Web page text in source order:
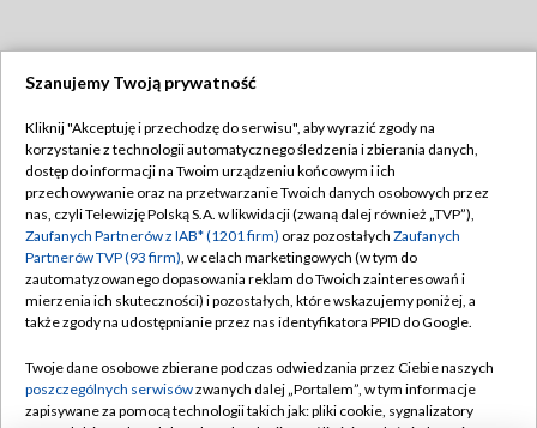
TVP
Abonament TVP
Emisja w TVP
Centrum informacji TVP
Naziemna Telewizja Cyfrowa
Rada Programowa
Regulamin TVP
Polityka prywatności
Moje zgody
Pomoc
Kontakt
Szanujemy Twoją prywatność
Kliknij "Akceptuję i przechodzę do serwisu", aby wyrazić zgody na
korzystanie z technologii automatycznego śledzenia i zbierania danych,
dostęp do informacji na Twoim urządzeniu końcowym i ich
przechowywanie oraz na przetwarzanie Twoich danych osobowych przez
nas, czyli Telewizję Polską S.A. w likwidacji (zwaną dalej również „TVP”),
Zaufanych Partnerów z IAB* (1201 firm) oraz pozostałych Zaufanych
Partnerów TVP (93 firm), w celach marketingowych (w tym do
zautomatyzowanego dopasowania reklam do Twoich zainteresowań i
mierzenia ich skuteczności) i pozostałych, które wskazujemy poniżej, a
także zgody na udostępnianie przez nas identyfikatora PPID do Google.
Twoje dane osobowe zbierane podczas odwiedzania przez Ciebie naszych
poszczególnych serwisówzwanych dalej „Portalem”, w tym informacje
zapisywane za pomocą technologii takich jak: pliki cookie, sygnalizatory